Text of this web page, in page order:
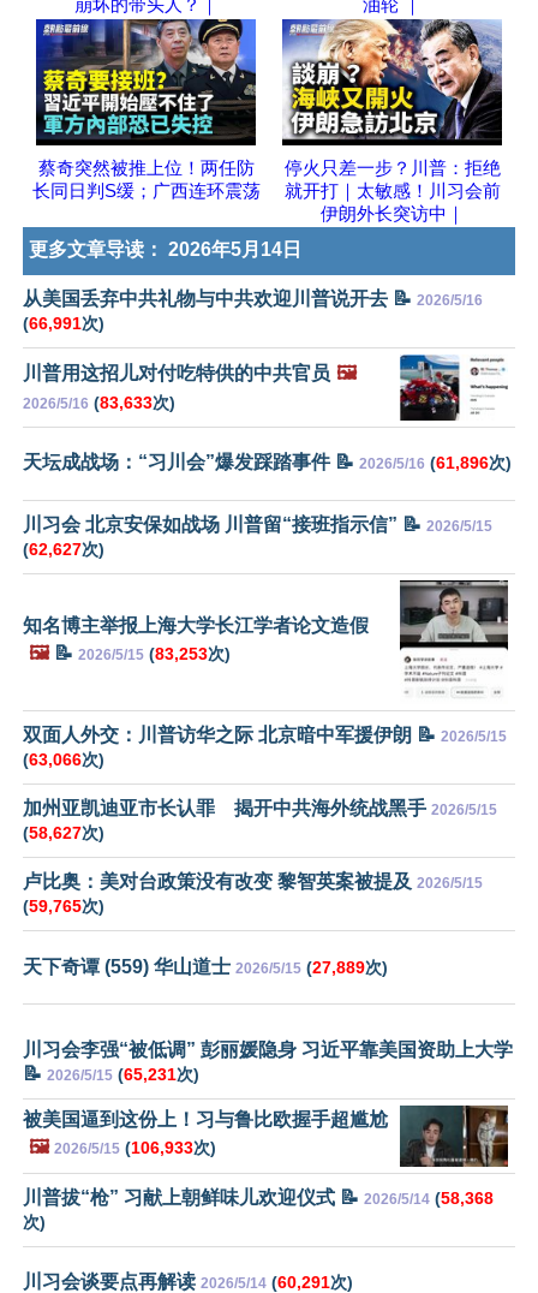
崩坏的带头人？｜ 油轮 ｜
蔡奇突然被推上位！两任防
长同日判S缓；广西连环震荡
停火只差一步？川普：拒绝
就开打｜太敏感！川习会前
伊朗外长突访中｜
更多文章导读： 2026年5月14日
从美国丢弃中共礼物与中共欢迎川普说开去 📝 2026/5/16
(66,991次)
川普用这招儿对付吃特供的中共官员 🖼️
2026/5/16 (83,633次)
天坛成战场：“习川会”爆发踩踏事件 📝 2026/5/16 (61,896次)
川习会 北京安保如战场 川普留“接班指示信” 📝 2026/5/15
(62,627次)
知名博主举报上海大学长江学者论文造假
🖼️📝 2026/5/15 (83,253次)
双面人外交：川普访华之际 北京暗中军援伊朗 📝 2026/5/15
(63,066次)
加州亚凯迪亚市长认罪 揭开中共海外统战黑手 2026/5/15
(58,627次)
卢比奥：美对台政策没有改变 黎智英案被提及 2026/5/15
(59,765次)
天下奇谭 (559) 华山道士 2026/5/15 (27,889次)
川习会李强“被低调” 彭丽媛隐身 习近平靠美国资助上大学
📝 2026/5/15 (65,231次)
被美国逼到这份上！习与鲁比欧握手超尴尬
🖼️ 2026/5/15 (106,933次)
川普拔“枪” 习献上朝鲜味儿欢迎仪式 📝 2026/5/14 (58,368
次)
川习会谈要点再解读 2026/5/14 (60,291次)